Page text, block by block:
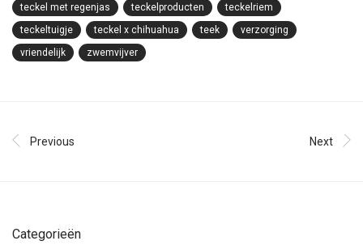
teckel met regenjas
teckelproducten
teckelriem
teckeltuigje
teckel x chihuahua teek
verzorging
vriendelijk
zwemvijver
Previous Next
Categorieën